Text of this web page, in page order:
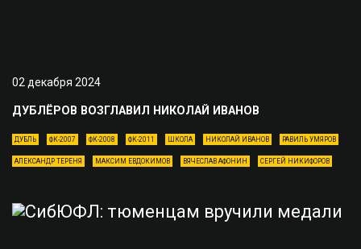
02 декабря 2024
ДУБЛЁРОВ ВОЗГЛАВИЛ НИКОЛАЙ ИВАНОВ
ДУБЛЬ ФК-2007 ФК-2008 ФК-2011 ШКОЛА НИКОЛАЙ ИВАНОВ РАВИЛЬ УМЯРОВ
АЛЕКСАНДР ТЕРЕНЯ МАКСИМ ЕВДОКИМОВ ВЯЧЕСЛАВ АФОНИН СЕРГЕЙ НИКИФОРОВ